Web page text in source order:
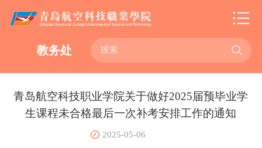

教务处
青岛航空科技职业学院关于做好2025届预毕业学
生课程未合格最后一次补考安排工作的通知
2025-05-06